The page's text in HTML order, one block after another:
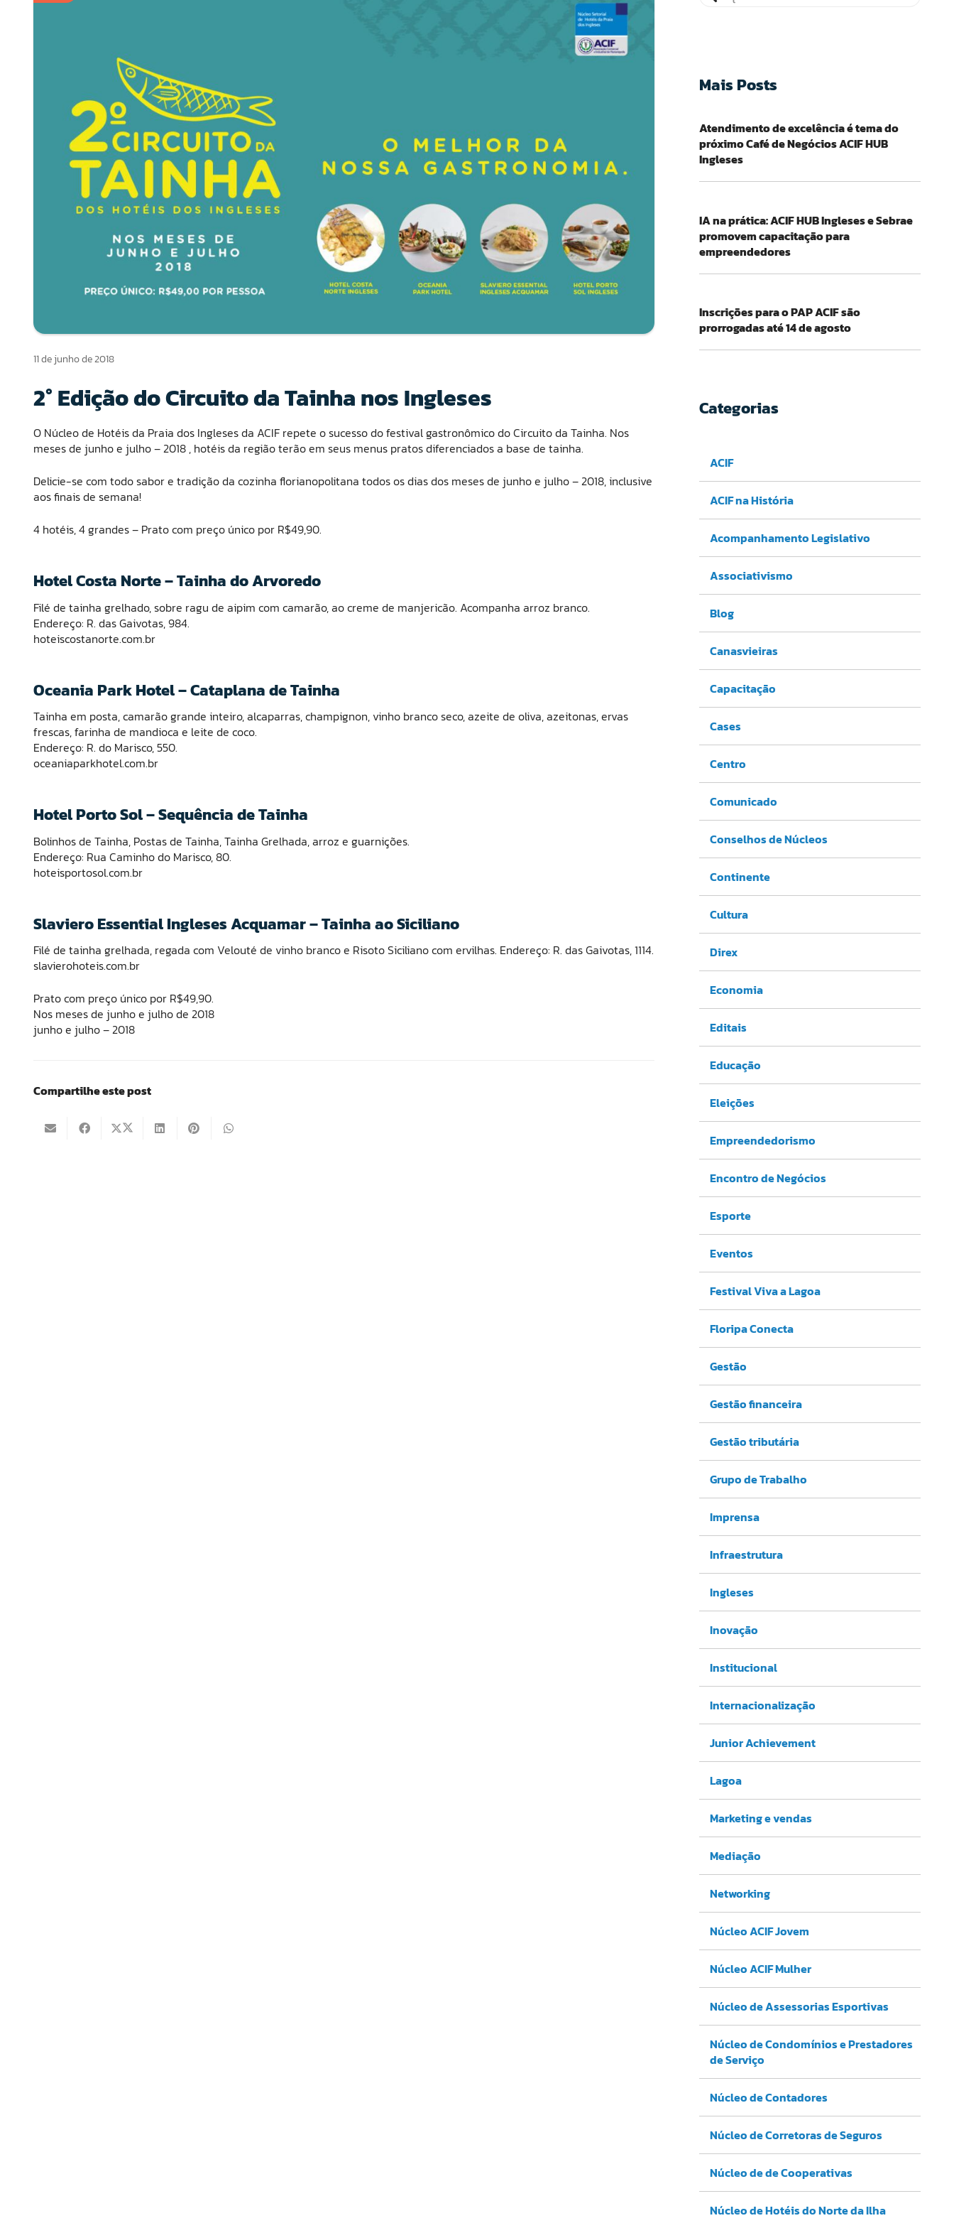
11 de junho de 2018
2° Edição do Circuito da Tainha nos Ingleses
O Núcleo de Hotéis da Praia dos Ingleses da ACIF repete o sucesso do festival gastronômico do Circuito da Tainha. Nos
meses de junho e julho – 2018 , hotéis da região terão em seus menus pratos diferenciados a base de tainha.
Delicie-se com todo sabor e tradição da cozinha florianopolitana todos os dias dos meses de junho e julho – 2018, inclusive
aos finais de semana!
4 hotéis, 4 grandes – Prato com preço único por R$49,90.
Hotel Costa Norte – Tainha do Arvoredo
Filé de tainha grelhado, sobre ragu de aipim com camarão, ao creme de manjericão. Acompanha arroz branco.
Endereço: R. das Gaivotas, 984.
hoteiscostanorte.com.br
Oceania Park Hotel – Cataplana de Tainha
Tainha em posta, camarão grande inteiro, alcaparras, champignon, vinho branco seco, azeite de oliva, azeitonas, ervas
frescas, farinha de mandioca e leite de coco.
Endereço: R. do Marisco, 550.
oceaniaparkhotel.com.br
Hotel Porto Sol – Sequência de Tainha
Bolinhos de Tainha, Postas de Tainha, Tainha Grelhada, arroz e guarnições.
Endereço: Rua Caminho do Marisco, 80.
hoteisportosol.com.br
Slaviero Essential Ingleses Acquamar – Tainha ao Siciliano
Filé de tainha grelhada, regada com Velouté de vinho branco e Risoto Siciliano com ervilhas. Endereço: R. das Gaivotas, 1114.
slavierohoteis.com.br
Prato com preço único por R$49,90.
Nos meses de junho e julho de 2018
junho e julho – 2018
Compartilhe este post
Mais Posts
Atendimento de excelência é tema do
próximo Café de Negócios ACIF HUB
Ingleses
IA na prática: ACIF HUB Ingleses e Sebrae
promovem capacitação para
empreendedores
Inscrições para o PAP ACIF são
prorrogadas até 14 de agosto
Categorias
ACIF
ACIF na História
Acompanhamento Legislativo
Associativismo
Blog
Canasvieiras
Capacitação
Cases
Centro
Comunicado
Conselhos de Núcleos
Continente
Cultura
Direx
Economia
Editais
Educação
Eleições
Empreendedorismo
Encontro de Negócios
Esporte
Eventos
Festival Viva a Lagoa
Floripa Conecta
Gestão
Gestão financeira
Gestão tributária
Grupo de Trabalho
Imprensa
Infraestrutura
Ingleses
Inovação
Institucional
Internacionalização
Junior Achievement
Lagoa
Marketing e vendas
Mediação
Networking
Núcleo ACIF Jovem
Núcleo ACIF Mulher
Núcleo de Assessorias Esportivas
Núcleo de Condomínios e Prestadores
de Serviço
Núcleo de Contadores
Núcleo de Corretoras de Seguros
Núcleo de de Cooperativas
Núcleo de Hotéis do Norte da Ilha